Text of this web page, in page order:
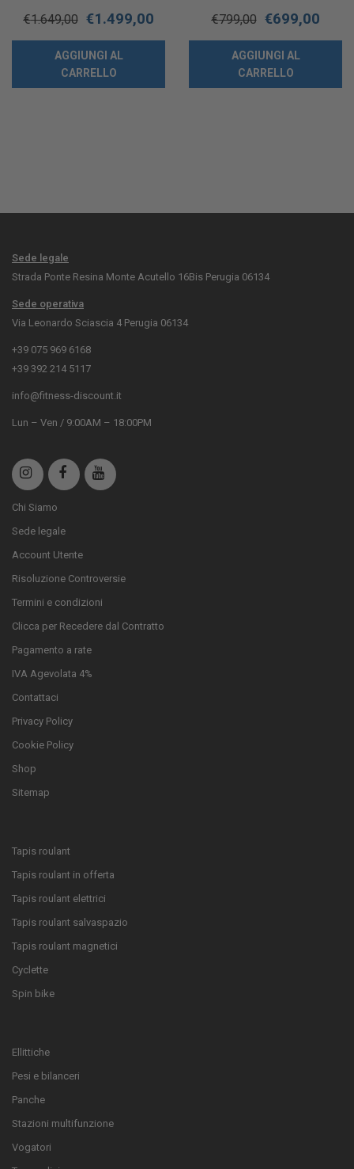
€1.649,00 €1.499,00
AGGIUNGI AL
CARRELLO
RWX 500
€799,00 €699,00
AGGIUNGI AL
CARRELLO
Sede legale
Strada Ponte Resina Monte Acutello 16Bis Perugia 06134
Sede operativa
Via Leonardo Sciascia 4 Perugia 06134
+39 075 969 6168
+39 392 214 5117
info@fitness-discount.it
Lun – Ven / 9:00AM – 18:00PM
Chi Siamo
Sede legale
Account Utente
Risoluzione Controversie
Termini e condizioni
Clicca per Recedere dal Contratto
Pagamento a rate
IVA Agevolata 4%
Contattaci
Privacy Policy
Cookie Policy
Shop
Sitemap
Tapis roulant
Tapis roulant in offerta
Tapis roulant elettrici
Tapis roulant salvaspazio
Tapis roulant magnetici
Cyclette
Spin bike
Ellittiche
Pesi e bilanceri
Panche
Stazioni multifunzione
Vogatori